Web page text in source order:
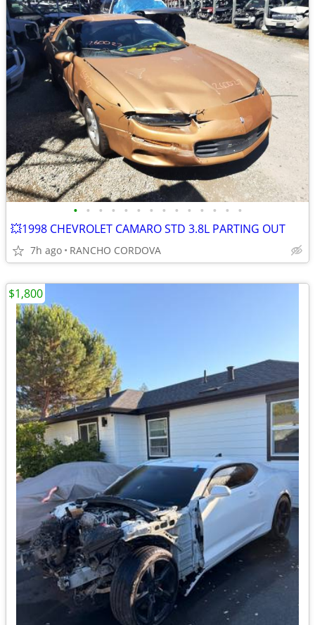
• • • • • • • • • • • • • •
💥1998 CHEVROLET CAMARO STD 3.8L PARTING OUT
7h ago RANCHO CORDOVA
$1,800